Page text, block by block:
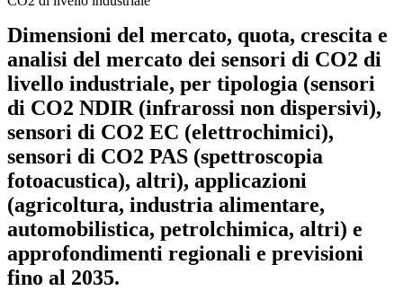
Dimensioni del mercato, quota, crescita e
analisi del mercato dei sensori di CO2 di
livello industriale, per tipologia (sensori
di CO2 NDIR (infrarossi non dispersivi),
sensori di CO2 EC (elettrochimici),
sensori di CO2 PAS (spettroscopia
fotoacustica), altri), applicazioni
(agricoltura, industria alimentare,
automobilistica, petrolchimica, altri) e
approfondimenti regionali e previsioni
fino al 2035.